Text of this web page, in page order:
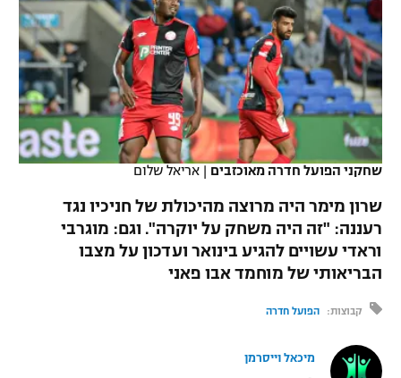
VOD
רץ ברשת
תוצאות
לוח שידורים
ברחבה
"מעל הליגה" – פודקאסט
נבחרת ישראל
מכבי חיפה
בית"ר ירושלים
מכבי תל אביב
הפועל חיפה
הפועל באר שבע
בני יהודה
ליגה ספרדית
ליגה איטלקית
ליגה צרפתית
ליגה הולנדית
ליגה טורקית
ליגה סינית
כדורסל נשים
מכבי תל אביב
הפועל חולון
הפועל ירושלים
יורוליג
יורוקאפ
טניס
כדוריד
כדורעף
שחייה
ג'ודו
אגרוף
ספורט אולימפי
UFC
שחקני הפועל חדרה מאוכזבים | אריאל שלום
שרון מימר היה מרוצה מהיכולת של חניכיו נגד
רעננה: "זה היה משחק על יוקרה". וגם: מוגרבי
וראדי עשויים להגיע בינואר ועדכון על מצבו
הבריאותי של מוחמד אבו פאני
קבוצות: הפועל חדרה
מיכאל וייסרמן